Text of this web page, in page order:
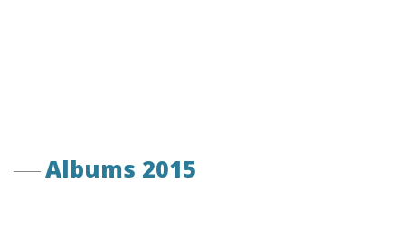
Albums 2015